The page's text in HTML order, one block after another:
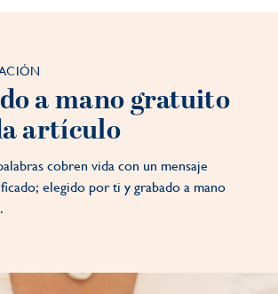
a mano gratuito
artículo
cobren vida con un mensaje
elegido por ti y grabado a mano